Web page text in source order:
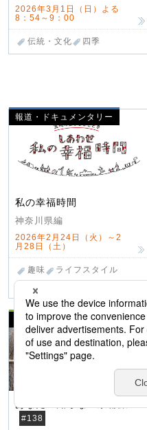
2026年3月1日（日）よる
8：54～9：00
伝統・文化 四季
報道・ドキュメンタリー
私の幸福時間
神奈川県編
2026年2月24日（火）～2
月28日（土）
趣味
ライフスタイル
旅・くらし
あなたの知らない京都旅
#138